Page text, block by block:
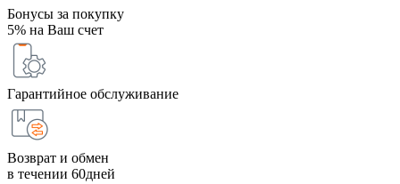
Бонусы за покупку
5% на Ваш счет
Гарантийное обслуживание
Возврат и обмен
в течении 60дней